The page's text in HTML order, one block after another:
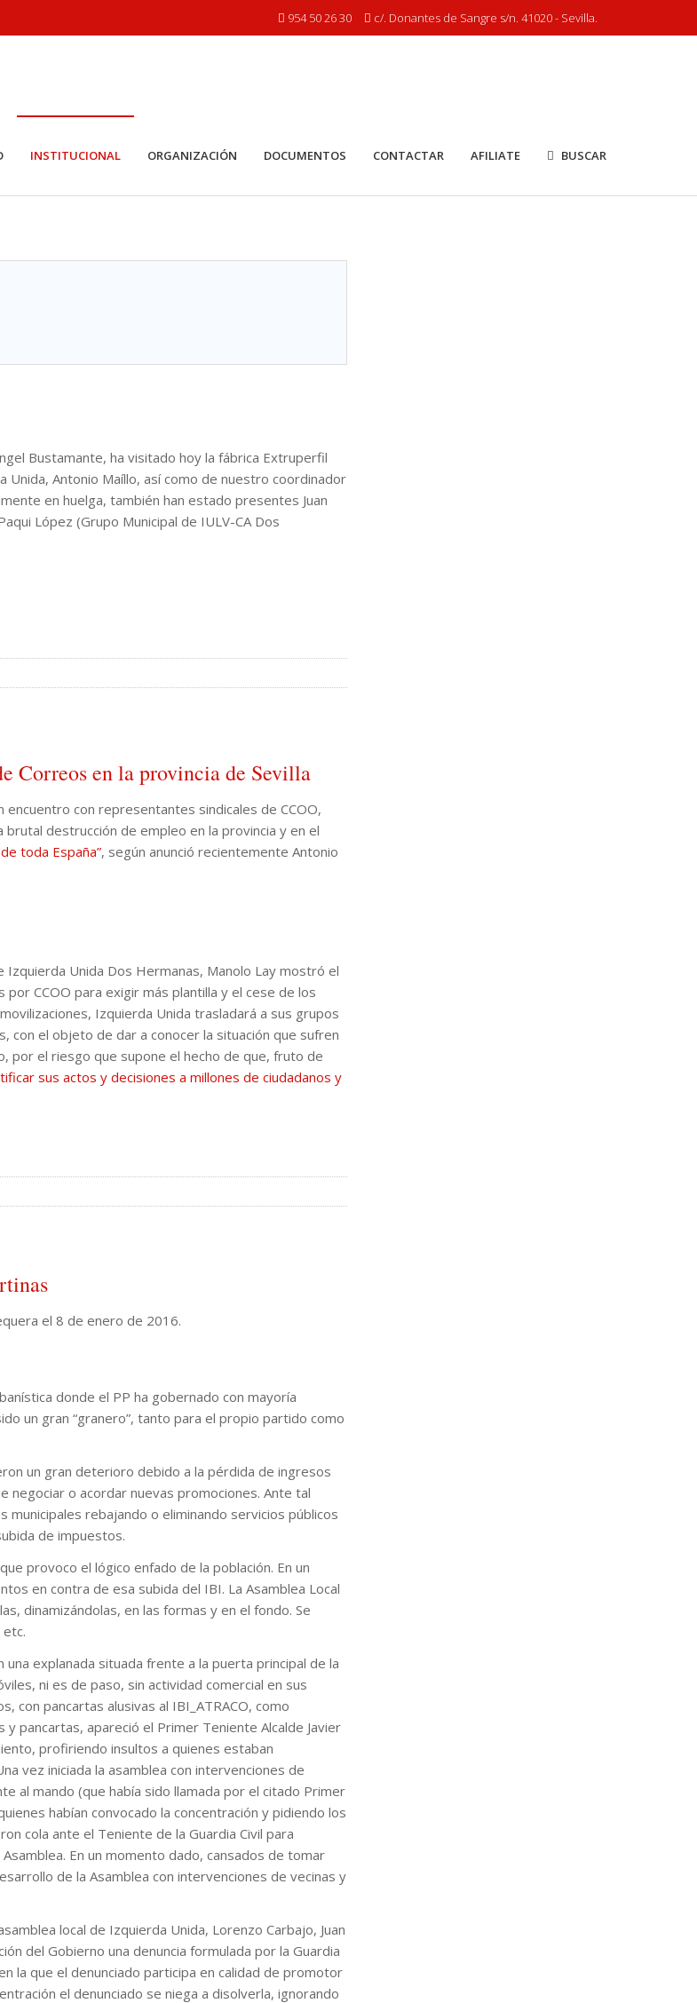
954 50 26 30 c/. Donantes de Sangre s/n. 41020 - Sevilla.
INSTITUCIONAL ORGANIZACIÓN DOCUMENTOS CONTACTAR AFILIATE BUSCAR
Bustamante, ha visitado hoy la fábrica Extruperfil
Antonio Maíllo, así como de nuestro coordinador
en huelga, también han estado presentes Juan
López (Grupo Municipal de IULV-CA Dos
Correos en la provincia de Sevilla
encuentro con representantes sindicales de CCOO,
destrucción de empleo en la provincia y en el
toda España”, según anunció recientemente Antonio
Izquierda Unida Dos Hermanas, Manolo Lay mostró el
CCOO para exigir más plantilla y el cese de los
Izquierda Unida trasladará a sus grupos
con el objeto de dar a conocer la situación que sufren
el riesgo que supone el hecho de que, fruto de
sus actos y decisiones a millones de ciudadanos y
el 8 de enero de 2016.
donde el PP ha gobernado con mayoría
un gran “granero”, tanto para el propio partido como
un gran deterioro debido a la pérdida de ingresos
negociar o acordar nuevas promociones. Ante tal
rebajando o eliminando servicios públicos
de impuestos.
provoco el lógico enfado de la población. En un
en contra de esa subida del IBI. La Asamblea Local
dinamizándolas, en las formas y en el fondo. Se
explanada situada frente a la puerta principal de la
ni es de paso, sin actividad comercial en sus
con pancartas alusivas al IBI_ATRACO, como
pancartas, apareció el Primer Teniente Alcalde Javier
profiriendo insultos a quienes estaban
vez iniciada la asamblea con intervenciones de
al mando (que había sido llamada por el citado Primer
habían convocado la concentración y pidiendo los
cola ante el Teniente de la Guardia Civil para
En un momento dado, cansados de tomar
de la Asamblea con intervenciones de vecinas y
local de Izquierda Unida, Lorenzo Carbajo, Juan
del Gobierno una denuncia formulada por la Guardia
la que el denunciado participa en calidad de promotor
el denunciado se niega a disolverla, ignorando